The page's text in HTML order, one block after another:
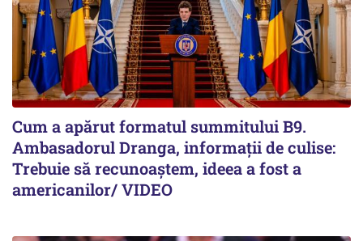
Cum a apărut formatul summitului B9.
Ambasadorul Dranga, informații de culise:
Trebuie să recunoaștem, ideea a fost a
americanilor/ VIDEO